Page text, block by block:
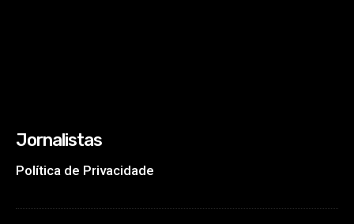
Jornalistas
Política de Privacidade